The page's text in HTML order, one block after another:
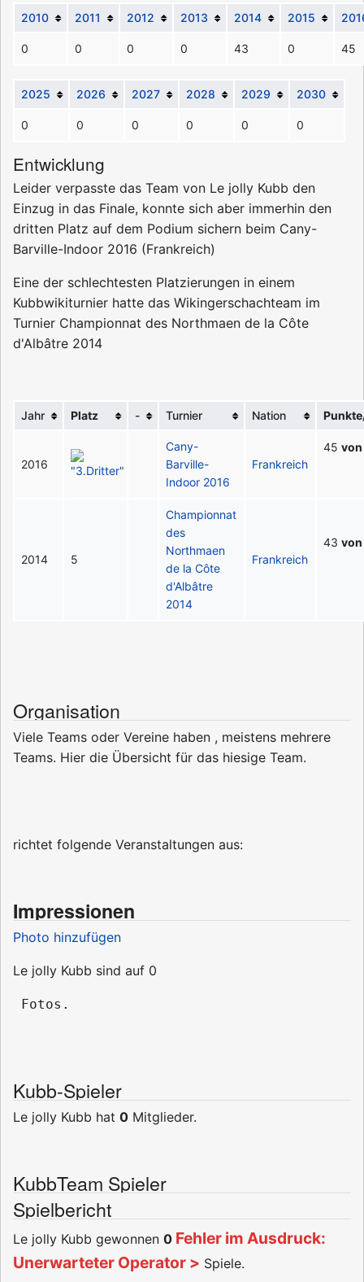
2010 2011 2012 2013 2014 2015
0 0 0 0 43 0 45
2025 2026 2027 2028 2029 2030
0 0 0 0 0 0
Entwicklung
Leider verpasste das Team von Le jolly Kubb den
Einzug in das Finale, konnte sich aber immerhin den
dritten Platz auf dem Podium sichern beim Cany-
Barville-Indoor 2016 (Frankreich)
Eine der schlechtesten Platzierungen in einem
Kubbwikiturnier hatte das Wikingerschachteam im
Turnier Championnat des Northmaen de la Côte
d'Albâtre 2014
Jahr Platz - Turnier Nation Punkte
2016
Cany-
Barville-
Indoor 2016
Frankreich
45von
2014 5
Championnat
des
Northmaen
de la Côte
d'Albâtre
2014
Frankreich
43von
Organisation
Viele Teams oder Vereine haben , meistens mehrere
Teams. Hier die Übersicht für das hiesige Team.
richtet folgende Veranstaltungen aus:
Impressionen
Photo hinzufügen
Le jolly Kubb sind auf 0
Kubb-Spieler
Le jolly Kubb hat 0 Mitglieder.
KubbTeam Spieler
Spielbericht
Le jolly Kubb gewonnen 0 Fehler im Ausdruck:
Unerwarteter Operator > Spiele.